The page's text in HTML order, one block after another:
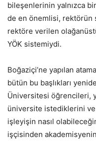
bileşenlerinin yalnızca
de en önemlisi, rektörün
rektöre verilen
YÖK sistemiydi.
Boğaziçi’ne yapılan
bütün bu başlıkları
Üniversitesi öğrencileri,
üniversite istediklerini
işleyişin nasıl
işçisinden